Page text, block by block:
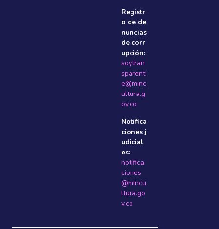
Registr
o de de
nuncias
de corr
upción:
soytran
sparent
e@minc
ultura.g
ov.co
Notifica
ciones j
udicial
es:
notifica
ciones
@mincu
ltura.go
v.co